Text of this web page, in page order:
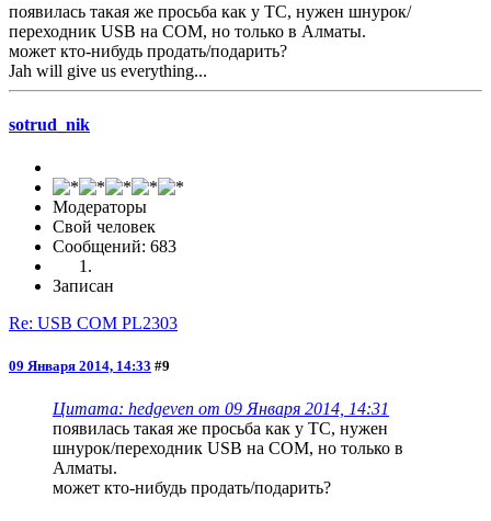
появилась такая же просьба как у ТС, нужен шнурок/
переходник USB на COM, но только в Алматы.
может кто-нибудь продать/подарить?
Jah will give us everything...
sotrud_nik
Модераторы
Свой человек
Сообщений: 683
Записан
Re: USB COM PL2303
09 Января 2014, 14:33 #9
Цитата: hedgeven от 09 Января 2014, 14:31
появилась такая же просьба как у ТС, нужен
шнурок/переходник USB на COM, но только в
Алматы.
может кто-нибудь продать/подарить?